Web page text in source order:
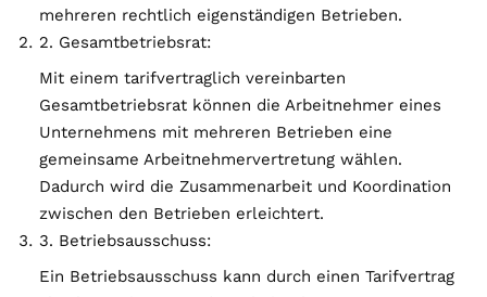
mehreren rechtlich eigenständigen Betrieben.
2. Gesamtbetriebsrat:
Mit einem tarifvertraglich vereinbarten
Gesamtbetriebsrat können die Arbeitnehmer eines
Unternehmens mit mehreren Betrieben eine
gemeinsame Arbeitnehmervertretung wählen.
Dadurch wird die Zusammenarbeit und Koordination
zwischen den Betrieben erleichtert.
3. Betriebsausschuss:
Ein Betriebsausschuss kann durch einen Tarifvertrag